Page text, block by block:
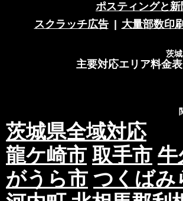
ポスティングと
スクラッチ広告
大量部数印刷
茨
主要対応エリア料金表
茨城県全域対応
龍ケ崎市 取手市 牛
がうら市 つくばみ